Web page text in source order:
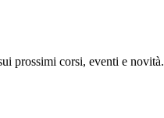
prossimi corsi, eventi e novità.